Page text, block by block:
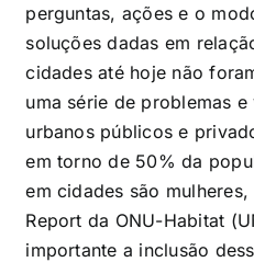
perguntas, ações e o
soluções dadas em
cidades até hoje não
uma série de problemas
urbanos públicos e
em torno de 50% da
em cidades são
Report da ONU-Habitat
importante a inclusão